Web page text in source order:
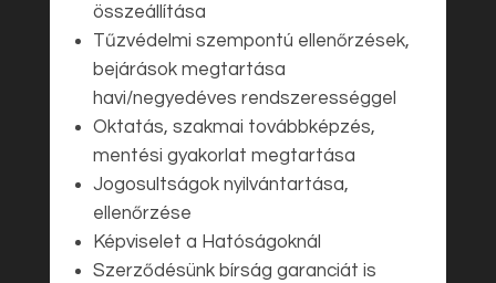
összeállítása
Tűzvédelmi szempontú ellenőrzések,
bejárások megtartása
havi/negyedéves rendszerességgel
Oktatás, szakmai továbbképzés,
mentési gyakorlat megtartása
Jogosultságok nyilvántartása,
ellenőrzése
Képviselet a Hatóságoknál
Szerződésünk bírság garanciát is